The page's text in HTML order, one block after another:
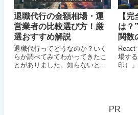
退職代行の金額相場・運
営業者の比較選び方！厳
選おすすめ解説
退職代行ってどうなのか？いく
らか調べてみてわかってきたこ
とがありました。知らないと損
【
は？
関数
React
場す
印）
ていま
PR